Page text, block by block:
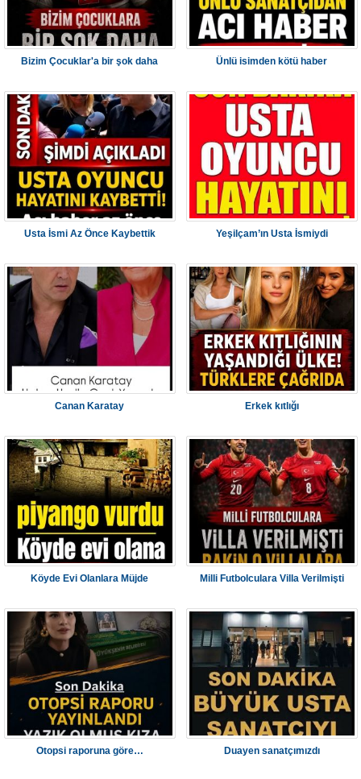
Bizim Çocuklar'a bir şok daha Ünlü isimden kötü haber
Usta İsmi Az Önce Kaybettik Yeşilçam’ın Usta İsmiydi
Canan Karatay Erkek kıtlığı
Köyde Evi Olanlara Müjde Milli Futbolculara Villa Verilmişti
Otopsi raporuna göre… Duayen sanatçımızdı